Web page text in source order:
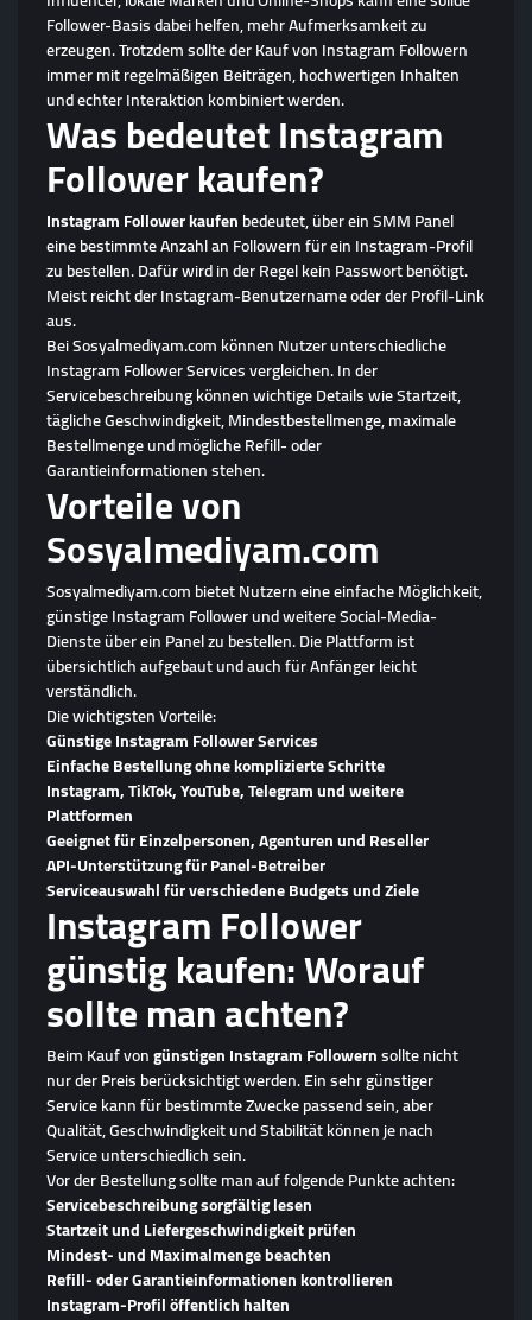
Follower-Basis dabei helfen, mehr Aufmerksamkeit zu
erzeugen. Trotzdem sollte der Kauf von Instagram Followern
immer mit regelmäßigen Beiträgen, hochwertigen Inhalten
und echter Interaktion kombiniert werden.
Was bedeutet Instagram
Follower kaufen?
Instagram Follower kaufenbedeutet, über ein SMM Panel
eine bestimmte Anzahl an Followern für ein Instagram-Profil
zu bestellen. Dafür wird in der Regel kein Passwort benötigt.
Meist reicht der Instagram-Benutzername oder der Profil-Link
aus.
Bei Sosyalmediyam.com können Nutzer unterschiedliche
Instagram Follower Services vergleichen. In der
Servicebeschreibung können wichtige Details wie Startzeit,
tägliche Geschwindigkeit, Mindestbestellmenge, maximale
Bestellmenge und mögliche Refill- oder
Garantieinformationen stehen.
Vorteile von
Sosyalmediyam.com
Sosyalmediyam.com bietet Nutzern eine einfache Möglichkeit,
günstige Instagram Follower und weitere Social-Media-
Dienste über ein Panel zu bestellen. Die Plattform ist
übersichtlich aufgebaut und auch für Anfänger leicht
verständlich.
Die wichtigsten Vorteile:
Günstige Instagram Follower Services
Einfache Bestellung ohne komplizierte Schritte
Instagram, TikTok, YouTube, Telegram und weitere
Plattformen
Geeignet für Einzelpersonen, Agenturen und Reseller
API-Unterstützung für Panel-Betreiber
Serviceauswahl für verschiedene Budgets und Ziele
Instagram Follower
günstig kaufen: Worauf
sollte man achten?
Beim Kauf vongünstigen Instagram Followernsollte nicht
nur der Preis berücksichtigt werden. Ein sehr günstiger
Service kann für bestimmte Zwecke passend sein, aber
Qualität, Geschwindigkeit und Stabilität können je nach
Service unterschiedlich sein.
Vor der Bestellung sollte man auf folgende Punkte achten:
Servicebeschreibung sorgfältig lesen
Startzeit und Liefergeschwindigkeit prüfen
Mindest- und Maximalmenge beachten
Refill- oder Garantieinformationen kontrollieren
Instagram-Profil öffentlich halten